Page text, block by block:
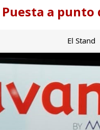
a punto
El Stand